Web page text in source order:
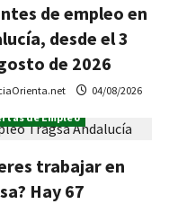
de empleo en
desde el 3
de 2026
04/08/2026
de Empleo
trabajar en
Hay 67